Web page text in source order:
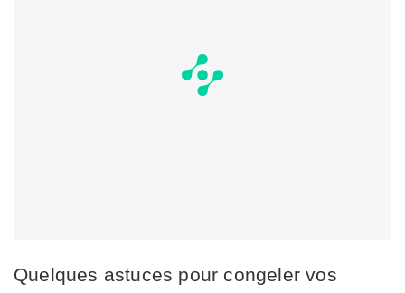
Quelques astuces pour congeler vos